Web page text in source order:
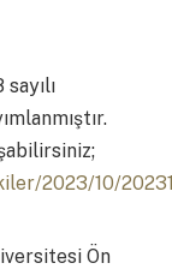
2023/10/
Ön